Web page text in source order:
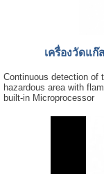
เครื่องวัดแ
Continuous detection of
hazardous area with
built-in Microprocessor